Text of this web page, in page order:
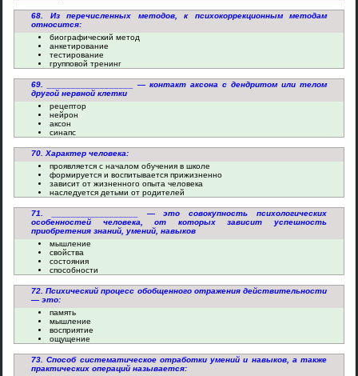
68. Из перечисленных методов, к психокоррекционным методам
относится:
биографический метод
анкетирование
тестирование
групповой тренинг
69. __________________ — контакт аксона с дендритом или телом
другой нервной клетки
рецептор
нейрон
аксон
синапс
70. Характер человека:
проявляется с началом обучения в школе
формируется и воспитывается прижизненно
зависит от жизненного опыта человека
наследуется детьми от родителей
71. __________________ — это совокупность психологических
особенностей человека, от которых зависит успешность
приобретения знаний, умений, навыков
мышление
свойства
состояния
способности
72. Психический процесс обобщенного отражения действительности
— это:
память
мышление
восприятие
ощущение
73. Способ систематическое отработки умений и навыков, а также
практических операций называется: